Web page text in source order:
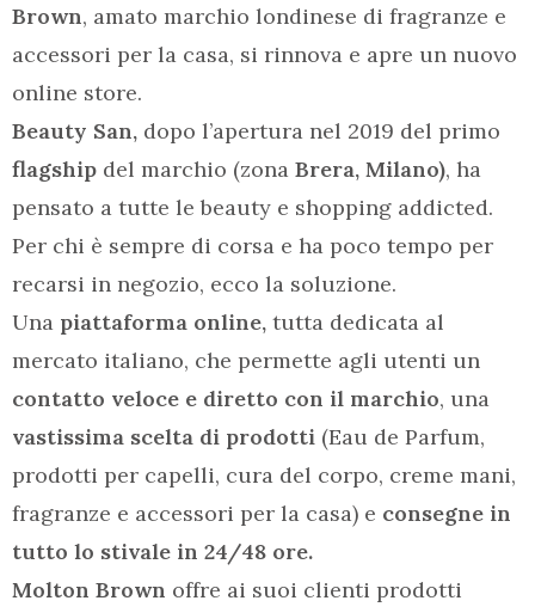
Brown, amato marchio londinese di fragranze e
accessori per la casa, si rinnova e apre un nuovo
online store.
Beauty San, dopo l’apertura nel 2019 del primo
flagship del marchio (zona Brera, Milano), ha
pensato a tutte le beauty e shopping addicted.
Per chi è sempre di corsa e ha poco tempo per
recarsi in negozio, ecco la soluzione.
Una piattaforma online, tutta dedicata al
mercato italiano, che permette agli utenti un
contatto veloce e diretto con il marchio, una
vastissima scelta di prodotti (Eau de Parfum,
prodotti per capelli, cura del corpo, creme mani,
fragranze e accessori per la casa) e consegne in
tutto lo stivale in 24/48 ore.
Molton Brown offre ai suoi clienti prodotti